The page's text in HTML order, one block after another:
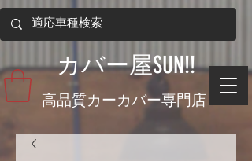
​高品質カーカバー専門店
​カバー屋SUN!!